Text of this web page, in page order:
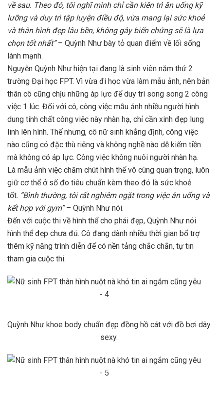
về sau. Theo đó, tôi nghĩ mình chỉ cần kiên trì ăn uống kỹ
lưỡng và duy trì tập luyện điều độ, vừa mang lại sức khoẻ
và thân hình đẹp lâu bền, không gây biến chứng sẽ là lựa
chọn tốt nhất”– Quỳnh Như bày tỏ quan điểm về lối sống
lành mạnh.
Nguyễn Quỳnh Như hiện tại đang là sinh viên năm thứ 2
trường Đại học FPT. Vì vừa đi học vừa làm mẫu ảnh, nên bản
thân cô cũng chịu những áp lực để duy trì song song 2 công
việc 1 lúc. Đối với cô, công việc mẫu ảnh nhiều người hình
dung tính chất công việc này nhàn hạ, chỉ cần xinh đẹp lung
linh lên hình. Thế nhưng, cô nữ sinh khẳng định, công việc
nào cũng có đặc thù riêng và không nghề nào dễ kiếm tiền
mà không có áp lực. Công việc không nuôi người nhàn hạ.
Là mẫu ảnh việc chăm chút hình thể vô cùng quan trọng, luôn
giữ cơ thể ở số đo tiêu chuẩn kèm theo đó là sức khoẻ
tốt. “Bình thường, tôi rất nghiêm ngặt trong việc ăn uống và
kết hợp với gym”– Quỳnh Như nói.
Đến với cuộc thi về hình thể cho phái đẹp, Quỳnh Như nói
hình thể đẹp chưa đủ. Cô đang dành nhiều thời gian bổ trợ
thêm kỹ năng trình diễn để có nền tảng chắc chắn, tự tin
tham gia cuộc thi.
Quỳnh Như khoe body chuẩn đẹp đồng hồ cát với đồ bơi dây
sexy.